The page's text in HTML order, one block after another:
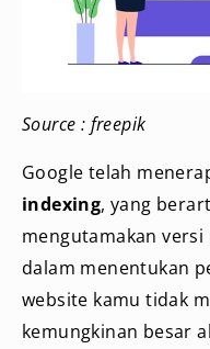
Source : freepik
Google telah
indexing, yang
mengutamakan
dalam menentukan
website kamu tidak
kemungkinan besar